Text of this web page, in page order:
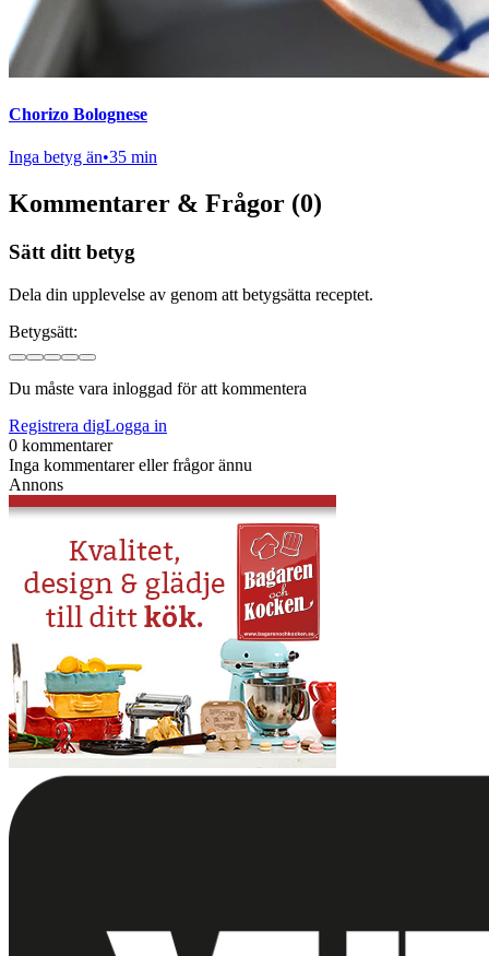
Chorizo Bolognese
Inga betyg än•35 min
Kommentarer & Frågor (0)
Sätt ditt betyg
Dela din upplevelse av genom att betygsätta receptet.
Betygsätt:
Du måste vara inloggad för att kommentera
Registrera digLogga in
0 kommentarer
Inga kommentarer eller frågor ännu
Annons